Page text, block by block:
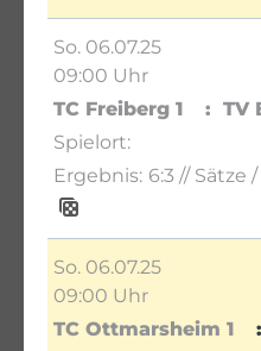
So. 06.07.25
09:00 Uhr
TC Freiberg 1
TV
6:3 // Sätze
So. 06.07.25
09:00 Uhr
TC Ottmarsheim 1